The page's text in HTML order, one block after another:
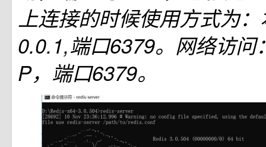
上连接的时候使用方式为
0.0.1,端口6379。网络访问
P，端口6379。